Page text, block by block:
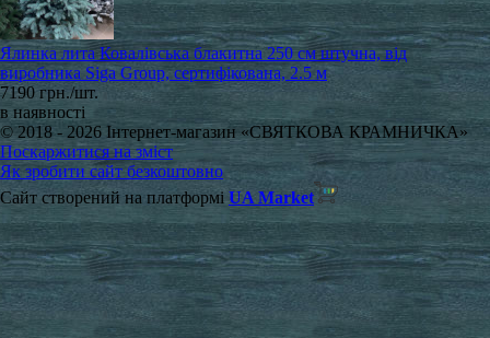
Ялинка лита Ковалівська блакитна 250 см штучна, від
виробника Siga Group, сертифікована, 2.5 м
7190 грн./шт.
в наявності
© 2018 - 2026 Інтернет-магазин «СВЯТКОВА КРАМНИЧКА»
Поскаржитися на зміст
Як зробити сайт безкоштовно
Сайт створений на платформіUA Market